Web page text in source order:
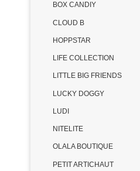
BOX CANDIY
CLOUD B
HOPPSTAR
LIFE COLLECTION
LITTLE BIG FRIENDS
LUCKY DOGGY
LUDI
NITELITE
OLALA BOUTIQUE
PETIT ARTICHAUT